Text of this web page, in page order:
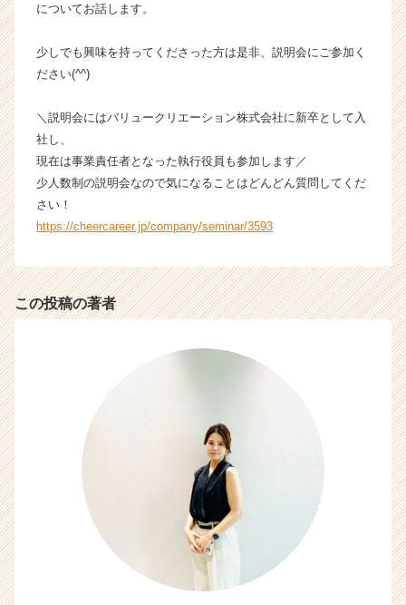
e
a
e
r）
についてお話します。
少しでも興味を持ってくださった方は是非、説明会にご参加く
ださい(^^)
＼説明会にはバリュークリエーション株式会社に新卒として入
社し、
現在は事業責任者となった執行役員も参加します／
少人数制の説明会なので気になることはどんどん質問してくだ
さい！
https://cheercareer.jp/company/seminar/3593
この投稿の著者